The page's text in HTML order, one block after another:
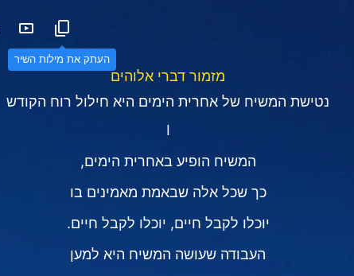
העתק את מילות השיר
מזמור דברי אלוהים
נטישת המשיח של אחרית הימים היא חילול רוח הקודש
I
המשיח הופיע באחרית הימים,
כך שכל אלה שבאמת מאמינים בו
יוכלו לקבל חיים, יוכלו לקבל חיים.
העבודה שעושה המשיח היא למען